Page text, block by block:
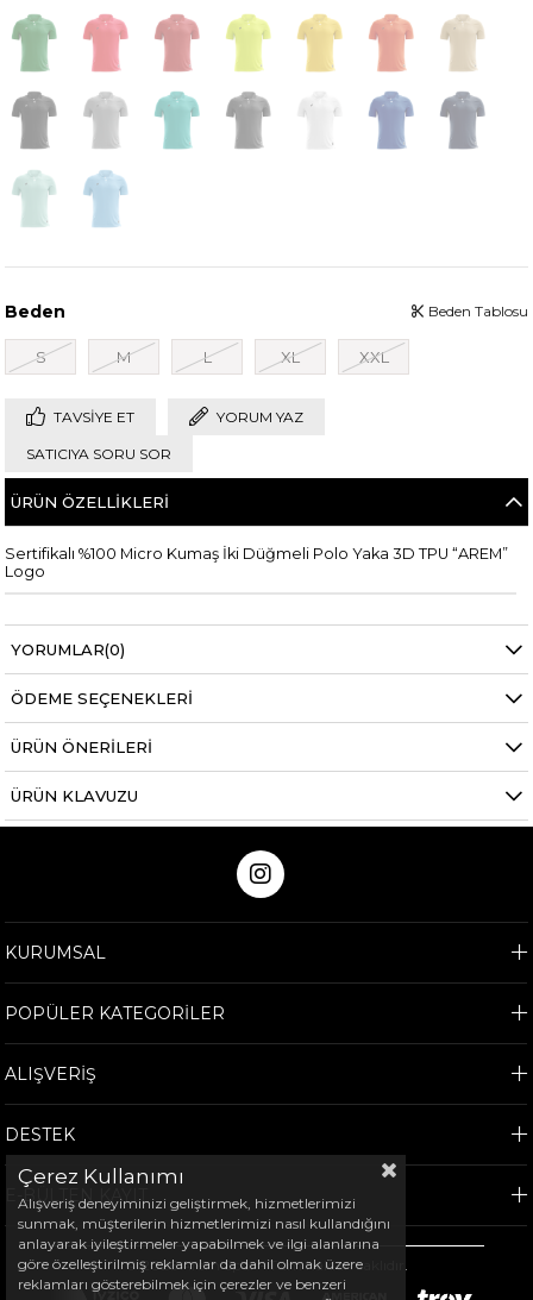
Beden
S M L XL XXL
Beden Tablosu
TAVSIYE ET YORUM YAZ
SATICIYA SORU SOR
ÜRÜN ÖZELLIKLERI
Sertifikalı %100 Micro Kumaş İki Düğmeli Polo Yaka 3D TPU “AREM”
Logo
YORUMLAR(0)
ÖDEME SEÇENEKLERI
ÜRÜN ÖNERILERI
ÜRÜN KLAVUZU
KURUMSAL
POPÜLER KATEGORİLER
ALIŞVERİŞ
DESTEK
E-BÜLTEN KAYIT
©2026Arem Spor - Tüm hakları saklıdır.
Çerez Kullanımı
Alışveriş deneyiminizi geliştirmek, hizmetlerimizi
sunmak, müşterilerin hizmetlerimizi nasıl kullandığını
anlayarak iyileştirmeler yapabilmek ve ilgi alanlarına
göre özelleştirilmiş reklamlar da dahil olmak üzere
reklamları gösterebilmek için çerezler ve benzeri